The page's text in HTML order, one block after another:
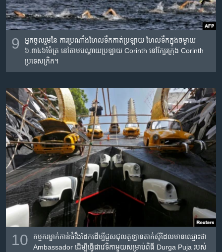
9
អ្នក​ចូលរួម​នៃ​ ការ​ប្រណាំង​ហែល​ទឹក​កាត់​ប្រឡាយ ហែល​ទឹក​ក្នុង​ចម្ងាយ​
៦.៣៤៦ម៉ែត្រ​ នៅ​តាម​បណ្តាយ​ប្រឡាយ Corinth នៅ​ក្បែរ​ក្រុង Corinth
ប្រទេស​ក្រិក។
10
កម្មករ​ម្នាក់​កាន់​ចំរឹងដែក​ដើម្បី​ជួសជុល​តួ​ឡាន​តាក់ស៊ី​ដែល​មាន​ឈ្មោះ​ថា
Ambassador ដើម្បី​ធ្វើ​ជា​វេទិកា​មួយ​សម្រាប់​ពិធី Durga Puja របស់​